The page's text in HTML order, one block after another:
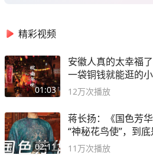
精彩视频
01:03
安徽人真的太幸福
一袋铜钱就能逛的
12万次播放
02:11
蒋长扬：《国色芳
“神秘花鸟使”，到
奸？
11万次播放